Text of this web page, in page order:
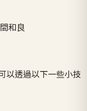
和良
以透過以下一些小技